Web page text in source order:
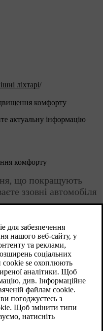
ліхтарі/
комфорту
актуальну інформацію
комфорту
що покращують
ззовні автомобіля
на короткий проміжок
і відмикаєте його.
він може
нього на короткий